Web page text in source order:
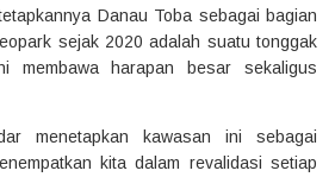
Danau Toba sebagai bagian
sejak 2020 adalah suatu tonggak
membawa harapan besar sekaligus
menetapkan kawasan ini sebagai
kita dalam revalidasi setiap